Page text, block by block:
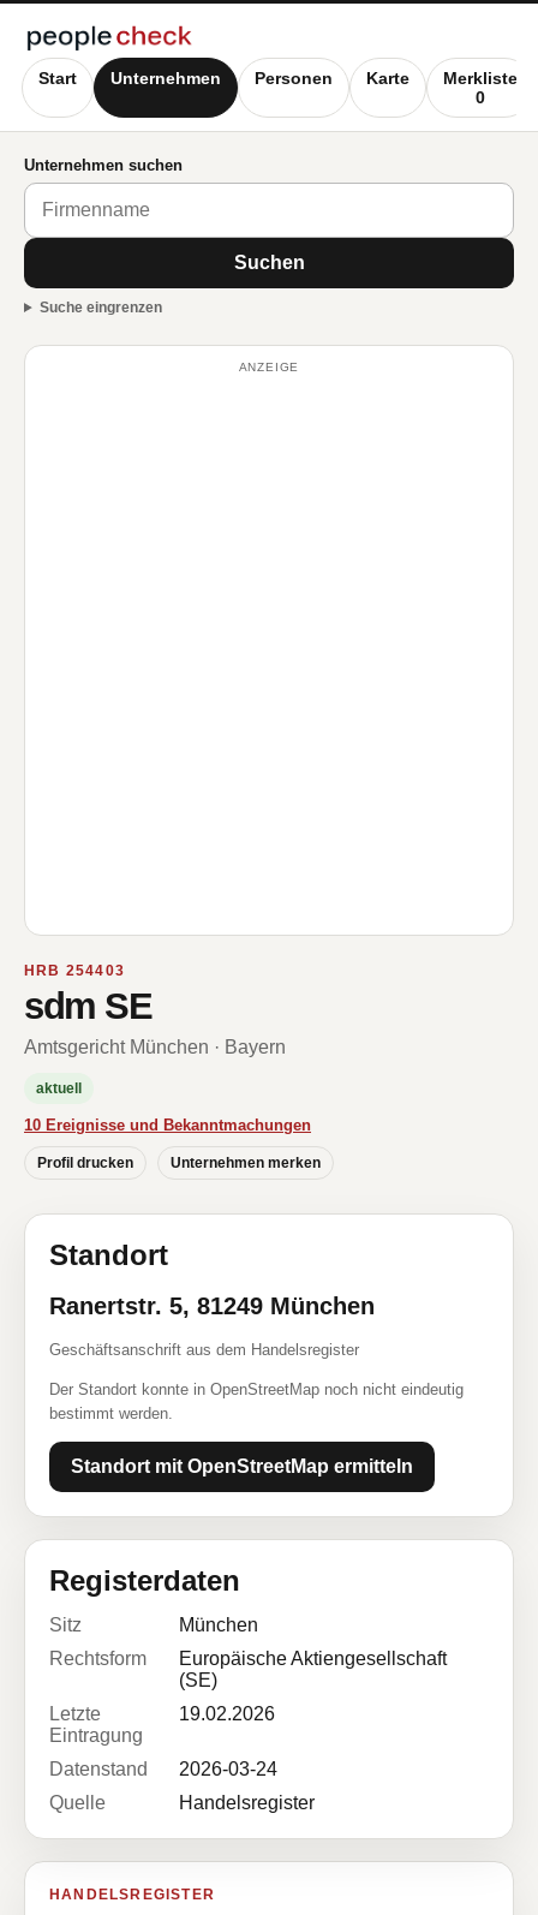
Start Unternehmen Personen Karte
Merkliste
0
Unternehmen suchen
Suchen
Suche eingrenzen
ANZEIGE
HRB 254403
sdm SE
Amtsgericht München · Bayern
aktuell
10 Ereignisse und Bekanntmachungen
Profil drucken Unternehmen merken
Standort
Ranertstr. 5, 81249 München
Geschäftsanschrift aus dem Handelsregister
Der Standort konnte in OpenStreetMap noch nicht eindeutig
bestimmt werden.
Standort mit OpenStreetMap ermitteln
Registerdaten
Sitz
München
Rechtsform
Europäische Aktiengesellschaft
(SE)
Letzte
Eintragung
19.02.2026
Datenstand
2026-03-24
Quelle
Handelsregister
HANDELSREGISTER